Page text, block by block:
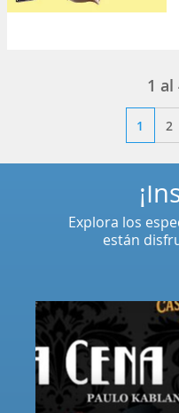
1 al
1 2
Explora los
están